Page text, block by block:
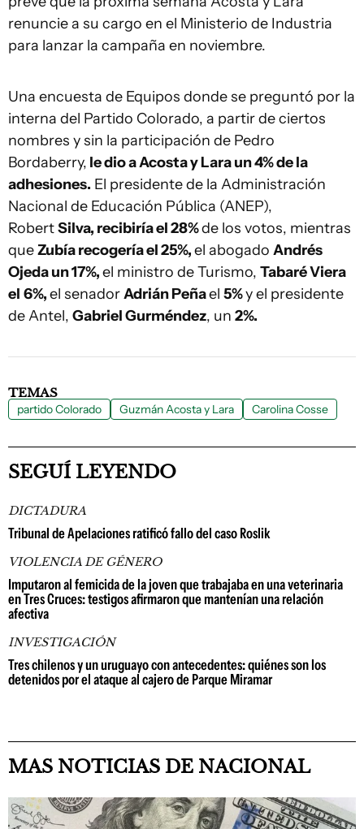
renuncie a su cargo en el Ministerio de Industria
para lanzar la campaña en noviembre.
Una encuesta de Equipos donde se preguntó por la
interna del Partido Colorado, a partir de ciertos
nombres y sin la participación de Pedro
Bordaberry, le dio a Acosta y Lara un 4% de la
adhesiones. El presidente de la Administración
Nacional de Educación Pública (ANEP),
RobertSilva, recibiría el 28%de los votos, mientras
queZubía recogería el 25%,el abogado Andrés
Ojeda un 17%,el ministro de Turismo, Tabaré Viera
el 6%,el senadorAdrián Peñael 5%y el presidente
de Antel, Gabriel Gurméndez, un 2%.
TEMAS
partido Colorado Guzmán Acosta y Lara Carolina Cosse
SEGUÍ LEYENDO
DICTADURA
Tribunal de Apelaciones ratificó fallo del caso Roslik
VIOLENCIA DE GÉNERO
Imputaron al femicida de la joven que trabajaba en una veterinaria
en Tres Cruces: testigos afirmaron que mantenían una relación
afectiva
INVESTIGACIÓN
Tres chilenos y un uruguayo con antecedentes: quiénes son los
detenidos por el ataque al cajero de Parque Miramar
MAS NOTICIAS DE NACIONAL